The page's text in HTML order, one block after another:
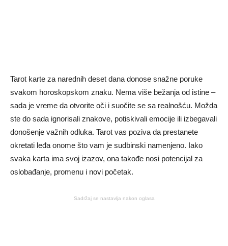
Tarot karte za narednih deset dana donose snažne poruke
svakom horoskopskom znaku. Nema više bežanja od istine –
sada je vreme da otvorite oči i suočite se sa realnošću. Možda
ste do sada ignorisali znakove, potiskivali emocije ili izbegavali
donošenje važnih odluka. Tarot vas poziva da prestanete
okretati leđa onome što vam je sudbinski namenjeno. Iako
svaka karta ima svoj izazov, ona takođe nosi potencijal za
oslobađanje, promenu i novi početak.
Sadržaj se nastavlja nakon oglasa